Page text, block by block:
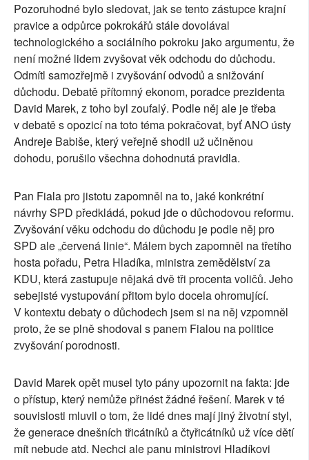
Pozoruhodné bylo sledovat, jak se tento zástupce krajní
pravice a odpůrce pokrokářů stále dovolával
technologického a sociálního pokroku jako argumentu, že
není možné lidem zvyšovat věk odchodu do důchodu.
Odmítl samozřejmě i zvyšování odvodů a snižování
důchodu. Debatě přítomný ekonom, poradce prezidenta
David Marek, z toho byl zoufalý. Podle něj ale je třeba
v debatě s opozicí na toto téma pokračovat, byť ANO ústy
Andreje Babiše, který veřejně shodil už učiněnou
dohodu, porušilo všechna dohodnutá pravidla.
Pan Fiala pro jistotu zapomněl na to, jaké konkrétní
návrhy SPD předkládá, pokud jde o důchodovou reformu.
Zvyšování věku odchodu do důchodu je podle něj pro
SPD ale „červená linie“. Málem bych zapomněl na třetího
hosta pořadu, Petra Hladíka, ministra zemědělství za
KDU, která zastupuje nějaká dvě tři procenta voličů. Jeho
sebejisté vystupování přitom bylo docela ohromující.
V kontextu debaty o důchodech jsem si na něj vzpomněl
proto, že se plně shodoval s panem Fialou na politice
zvyšování porodnosti.
David Marek opět musel tyto pány upozornit na fakta: jde
o přístup, který nemůže přinést žádné řešení. Marek v té
souvislosti mluvil o tom, že lidé dnes mají jiný životní styl,
že generace dnešních třicátníků a čtyřicátníků už více dětí
mít nebude atd. Nechci ale panu ministrovi Hladíkovi